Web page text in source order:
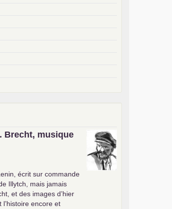
Brecht, musique
écrit sur commande
Illytch, mais jamais
et des images d’hier
l’histoire encore et